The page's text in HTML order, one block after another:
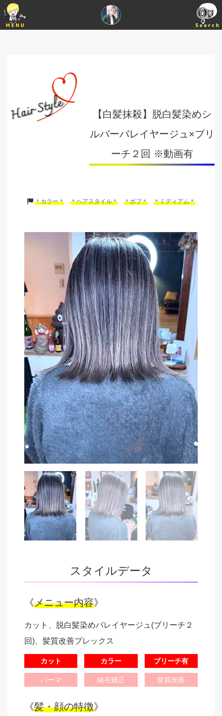
【白髪抹殺】脱白髪染めシ
ルバーバレイヤージュ×ブリ
ーチ２回 ※動画有
＊カラー＊ ＊ヘアスタイル＊ ＊ボブ＊ ＊ミディアム＊
スタイルデータ
《メニュー内容》
カット、脱白髪染めバレイヤージュ(ブリーチ２
回)、髪質改善プレックス
カット カラー ブリーチ有
パーマ 縮毛矯正 髪質改善
《髪・顔の特徴》